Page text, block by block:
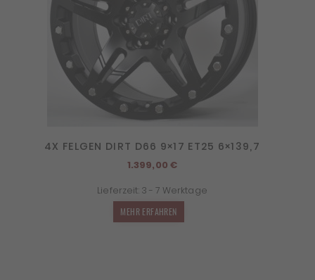
4X FELGEN DIRT D66 9×17 ET25 6×139,7
1.399,00€
Lieferzeit: 3 - 7 Werktage
MEHR ERFAHREN